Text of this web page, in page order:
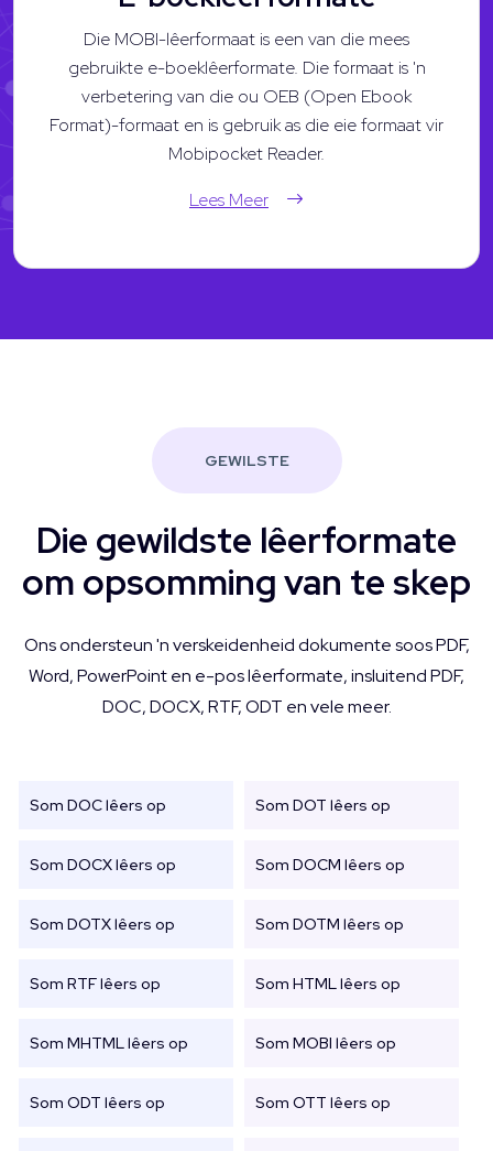
Die MOBI-lêerformaat is een van die mees
gebruikte e-boeklêerformate. Die formaat is 'n
verbetering van die ou OEB (Open Ebook
Format)-formaat en is gebruik as die eie formaat vir
Mobipocket Reader.
Lees Meer
GEWILSTE
Die gewildste lêerformate
om opsomming van te skep
Ons ondersteun 'n verskeidenheid dokumente soos PDF,
Word, PowerPoint en e-pos lêerformate, insluitend PDF,
DOC, DOCX, RTF, ODT en vele meer.
Som DOC lêers op Som DOT lêers op
Som DOCX lêers op Som DOCM lêers op
Som DOTX lêers op Som DOTM lêers op
Som RTF lêers op Som HTML lêers op
Som MHTML lêers op Som MOBI lêers op
Som ODT lêers op Som OTT lêers op